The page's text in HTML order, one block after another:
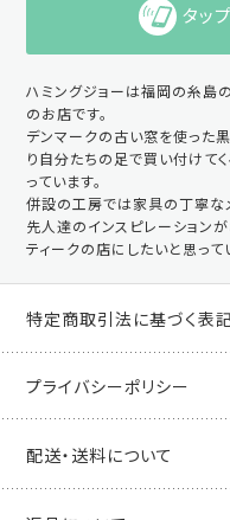
タッ
ハミングジョーは福岡の糸島
のお店です。
デンマークの古い窓を使った
り自分たちの足で買い付けて
っています。
併設の工房では家具の丁寧な
先人達のインスピレーション
ティークの店にしたいと思って
特定商取引法に基づく表
プライバシーポリシー
配送・送料について